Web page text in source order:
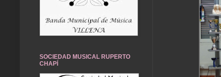
SOCIEDAD MUSICAL RUPERTO
CHAPÍ